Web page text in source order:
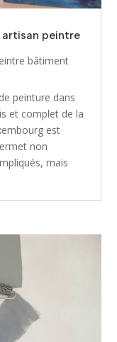
artisan peintre
bâtiment
peinture dans
et complet de la
est
non
mais